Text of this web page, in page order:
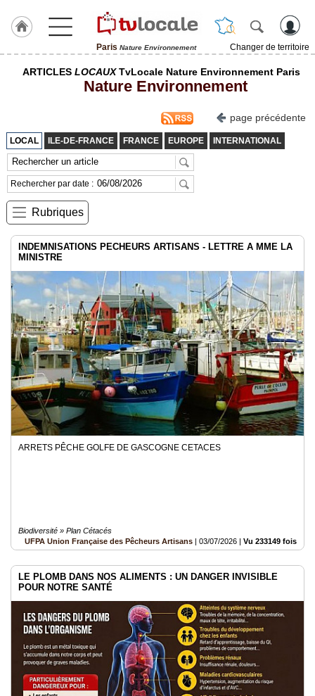
Paris Nature Environnement
Changer de territoire
J'adhère
TvLocale
France
RUBRIQUES
Agenda
Gazette
Vidéos
Médias
du
groupe
Blogs
Prémium
Inscription
annuaire
ARTICLES LOCAUXTvLocale Nature Environnement Paris
Nature Environnement
page précédente
LOCAL ILE-DE-FRANCE FRANCE EUROPE INTERNATIONAL
Rechercher par date :
Rubriques
INDEMNISATIONS PECHEURS ARTISANS - LETTRE A MME LA
MINISTRE
ARRETS PÊCHE GOLFE DE GASCOGNE CETACES
Biodiversité » Plan Cétacés
UFPA Union Française des Pêcheurs Artisans | 03/07/2026 | Vu 233149 fois
LE PLOMB DANS NOS ALIMENTS : UN DANGER INVISIBLE
POUR NOTRE SANTÉ